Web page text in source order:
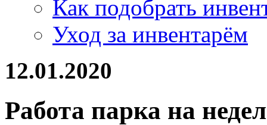
Как подобрать
Уход за инвентарём
12.01.2020
Работа парка на